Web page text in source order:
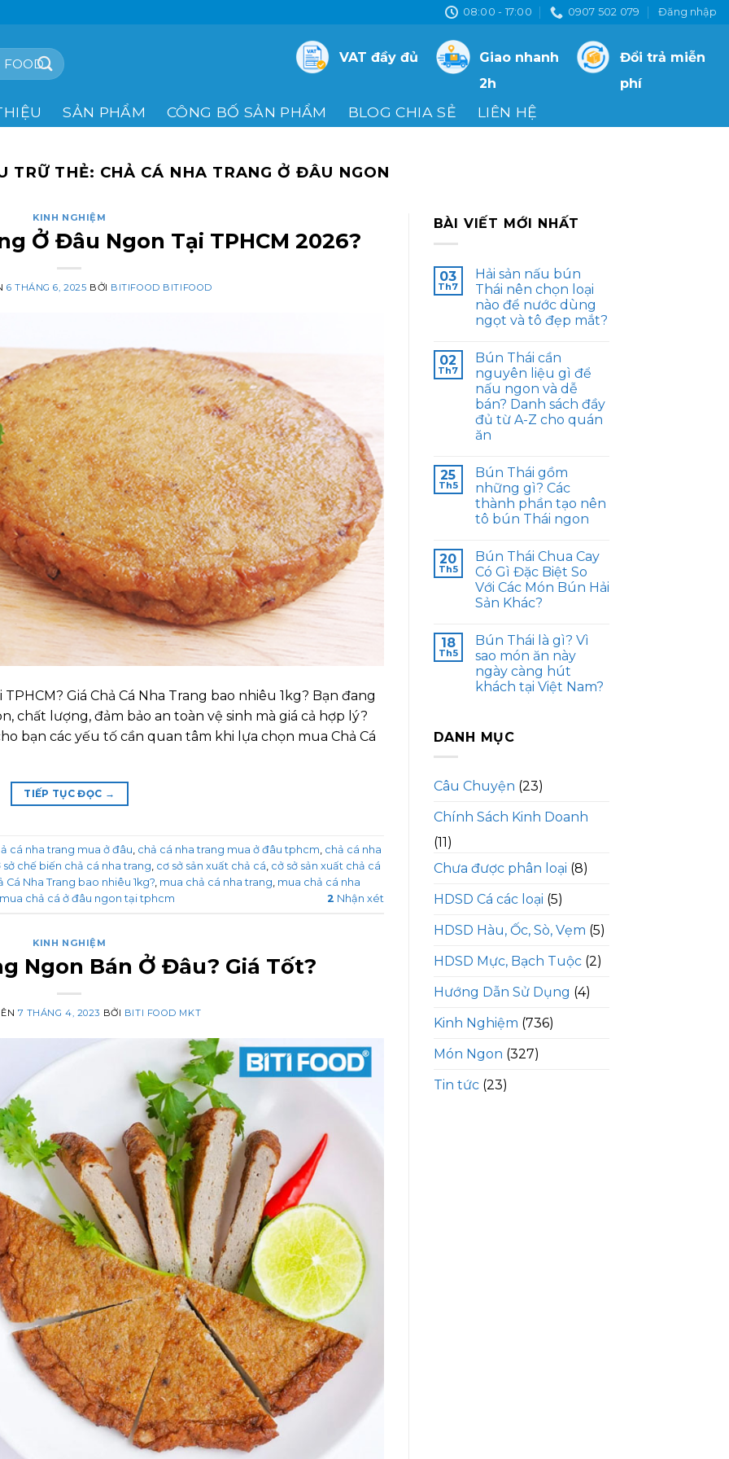
08:00 - 17:00 0907 502 079 Đăng nhập
VAT đầy đủ
Giao nhanh
2h
Đổi trả miễn
phí
SẢN PHẨM CÔNG BỐ SẢN PHẨM BLOG CHIA SẺ LIÊN HỆ
TRỮ THẺ: CHẢ CÁ NHA TRANG Ở ĐÂU NGON
KINH NGHIỆM
Ở Đâu Ngon Tại TPHCM 2026?
6 THÁNG 6, 2025 BỞI BITIFOOD BITIFOOD
Giá Chả Cá Nha Trang bao nhiêu 1kg? Bạn đang
chất lượng, đảm bảo an toàn vệ sinh mà giá cả hợp lý?
bạn các yếu tố cần quan tâm khi lựa chọn mua Chả Cá
TIẾP TỤC ĐỌC →
cá nha trang mua ở đâu chả cá nha trang mua ở đâu tphcm chả cá nha
sở chế biến chả cá nha trang cơ sở sản xuất chả cá cở sở sản xuất chả cá
Cá Nha Trang bao nhiêu 1kg? mua chả cá nha trang mua chả cá nha
mua chả cá ở đâu ngon tại tphcm
2 Nhận xét
KINH NGHIỆM
Ngon Bán Ở Đâu? Giá Tốt?
7 THÁNG 4, 2023 BỞI BITI FOOD MKT
BÀI VIẾT MỚI NHẤT
03
Th7
Hải sản nấu bún
Thái nên chọn loại
nào để nước dùng
ngọt và tô đẹp mắt?
02
Th7
Bún Thái cần
nguyên liệu gì để
nấu ngon và dễ
bán? Danh sách đầy
đủ từ A-Z cho quán
ăn
25
Th5
Bún Thái gồm
những gì? Các
thành phần tạo nên
tô bún Thái ngon
20
Th5
Bún Thái Chua Cay
Có Gì Đặc Biệt So
Với Các Món Bún Hải
Sản Khác?
18
Th5
Bún Thái là gì? Vì
sao món ăn này
ngày càng hút
khách tại Việt Nam?
DANH MỤC
Câu Chuyện (23)
Chính Sách Kinh Doanh
(11)
Chưa được phân loại (8)
HDSD Cá các loại (5)
HDSD Hàu, Ốc, Sò, Vẹm (5)
HDSD Mực, Bạch Tuộc(2)
Hướng Dẫn Sử Dụng (4)
Kinh Nghiệm (736)
Món Ngon (327)
Tin tức(23)